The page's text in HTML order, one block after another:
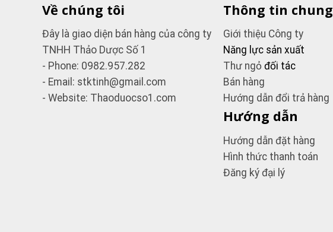
Về chúng tôi
Đây là giao diện bán hàng của công ty
TNHH Thảo Dược Số 1
- Phone: 0982.957.282
- Email: stktinh@gmail.com
- Website: Thaoduocso1.com
Thông tin chung
Giới thiệu Công ty
Năng lực sản xuất
Thư ngỏđối tác
Bán hàng
Hướng dẫn đổi trả hàng
Hướng dẫn
Hướng dẫn đặt hàng
Hình thức thanh toán
Đăng ký đại lý